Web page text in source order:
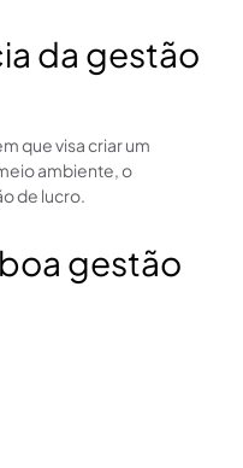
da gestão
que visa criar um
ambiente, o
de lucro.
gestão